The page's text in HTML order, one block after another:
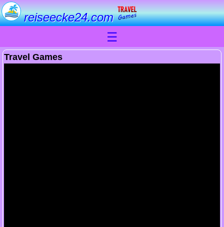
reiseecke24.com
☰
Travel Games